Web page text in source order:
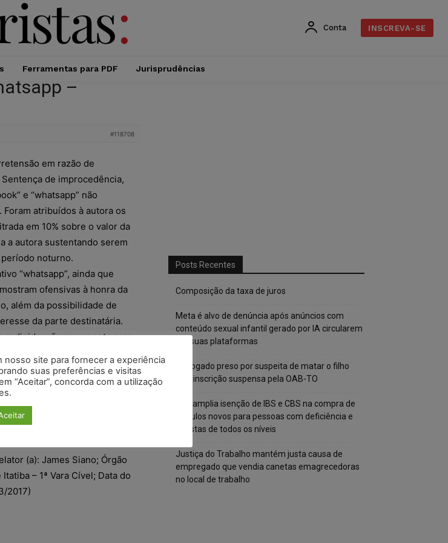
Conta INSCREVA-SE
Ferramentas para PDF Jurisprudências
–
#118708
em razão de
Sentença de improcedência,
e “whatsapp” não
atribuídos à autora os
em 10% sobre o valor da
a autora sustentando serem
noturno.
“whatsapp”, ainda que
ofensivas à honra da
além da possibilidade de
da parte destinatária.
redigida, não representa com
que seria devedora
poderia ser compreendida
acerto de contas. Inexistente
de suscitar excepcional
a verba honorária para
(a): James Siano; Órgão
– 1ª Vara Cível; Data do
2017)
Posts Recentes
Composição da taxa de juros
Meta é alvo de denúncia após anúncios com
conteúdo sexual infantil gerado por IA circularem
em suas plataformas
Advogado preso por suspeita de matar o filho
tem inscrição suspensa pela OAB-TO
STF amplia isenção de IBS e CBS na compra de
veículos novos para pessoas com deficiência e
autistas de todos os níveis
Justiça do Trabalho mantém justa causa de
empregado que vendia canetas emagrecedoras
no local de trabalho
nosso site para fornecer a experiência
suas preferências e visitas
“Aceitar”, concorda com a utilização